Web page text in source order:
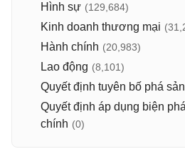
Hình sự (129,684)
Kinh doanh thương mại
Hành chính (20,983)
Lao động (8,101)
Quyết định tuyên bố phá sản
Quyết định áp dụng biện
chính (0)